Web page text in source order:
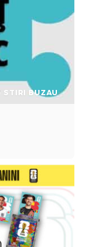
STIRI BUZAU